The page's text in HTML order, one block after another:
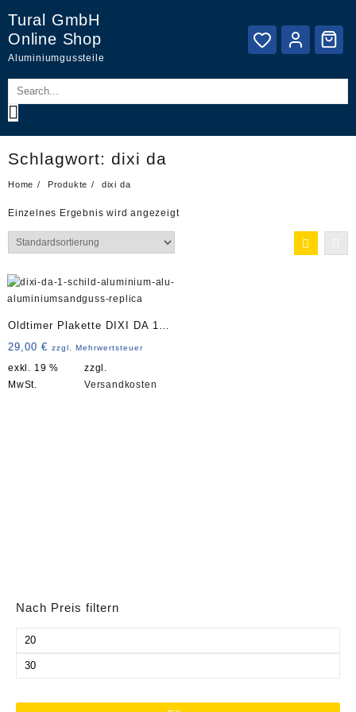
content
Tural GmbH
Online Shop
Aluminiumgussteile
Schlagwort: dixi da
Home Produkte dixi da
Einzelnes Ergebnis wird angezeigt
Oldtimer Plakette DIXI DA 1
Replica Art. 4290
29,00 € zzgl. Mehrwertsteuer
exkl. 19 %
MwSt.
zzgl.
Versandkosten
Nach Preis filtern
Min.
Max.